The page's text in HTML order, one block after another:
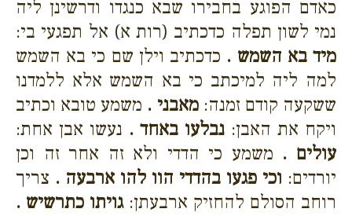
כאדם הפוגע בחבירו שבא כנגדו ודרשינן ליה
נמי לשון תפלה כדכתיב (רות א) אל תפגעי בי:
מיד בא השמש . כדכתיב וילן שם כי בא השמש
למה ליה למיכתב כי בא השמש אלא ללמדנו
ששקעה קודם זמנה:מאבני . משמע טובא וכתיב
ויקח את האבן: נבלעו באחד . נעשו אבן אחת:
עולים . משמע כי הדדי ולא זה אחר זה וכן
יורדים: וכי פגעו בהדדי הוו להו ארבעה . צריך
רוחב הסולם להחזיק ארבעתן:גויתו כתרשיש .